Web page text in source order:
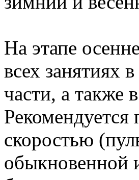
На этапе
всех занятиях
части, а также
Рекомендуется
скоростью
обыкновенной